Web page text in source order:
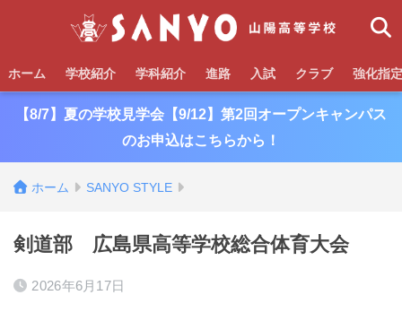
ホーム 学校紹介 学科紹介 進路 入試 クラブ 強化指
【8/7】夏の学校見学会【9/12】第2回オープンキャンパス
のお申込はこちらから！
ホーム SANYO STYLE
剣道部 広島県高等学校総合体育大会
2026年6月17日